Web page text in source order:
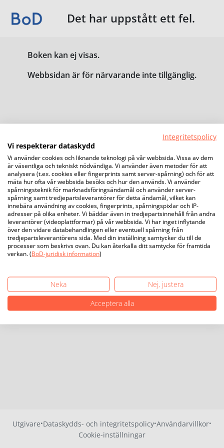
Det har uppstått ett fel.
Boken kan ej visas.
Webbsidan är för närvarande inte tillgänglig.
Utgivare·Dataskydds- och integritetspolicy·Användarvillkor·
Cookie-inställningar
Integritetspolicy
Vi respekterar dataskydd
Vi använder cookies och liknande teknologi på vår webbsida. Vissa av dem
är väsentliga och tekniskt nödvändiga. Vi använder även metoder för att
analysera (t.ex. cookies eller fingerprints samt server-spårning) och för att
mäta hur ofta vår webbsida besöks och hur den används. Vi använder
spårningsteknik för marknadsföringsändamål och använder server-
spårning samt tredjepartsleverantörer för detta ändamål, vilket kan
innebära användning av cookies, fingerprints, spårningspixlar och IP-
adresser på olika enheter. Vi bäddar även in tredjepartsinnehåll från andra
leverantörer (videoplattformar) på vår webbsida. Vi har inget inflytande
över den vidare databehandlingen eller eventuell spårning från
tredjepartsleverantörens sida. Med din inställning samtycker du till de
processer som beskrivs ovan. Du kan återkalla ditt samtycke för framtida
verkan. (BoD-juridisk information)
Neka
Nej, justera
Acceptera alla